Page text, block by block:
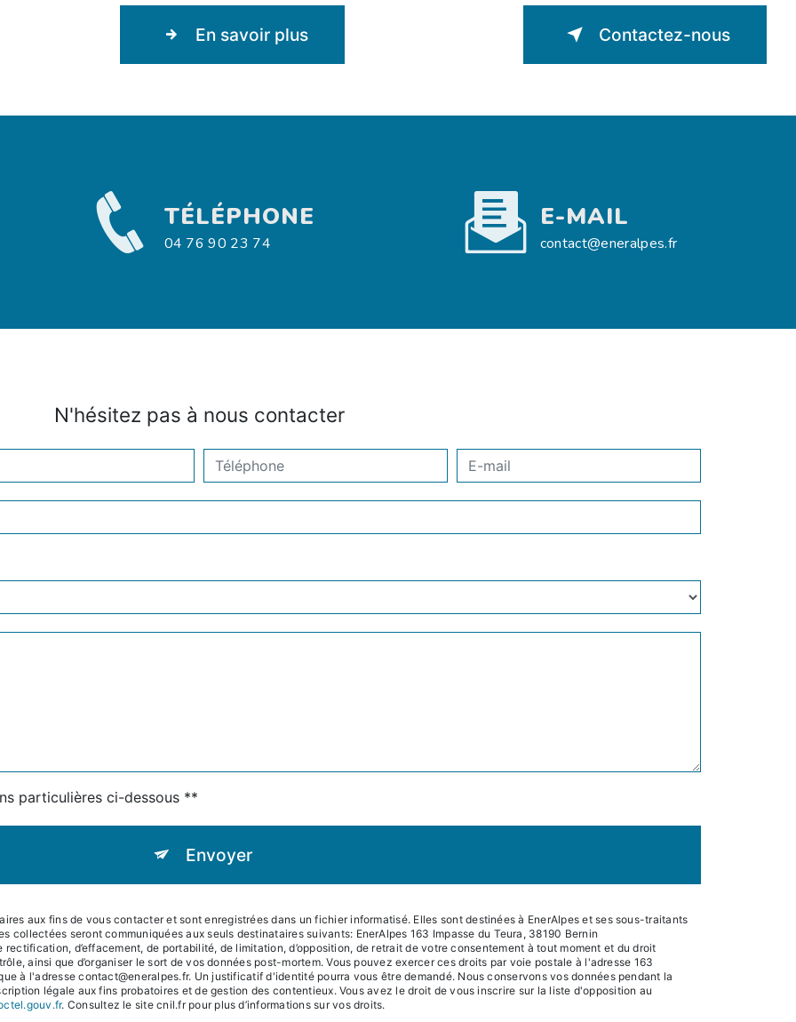
En savoir plus Contactez-nous
TÉLÉPHONE
04 76 90 23 74
E-MAIL
contact@eneralpes.fr
N'hésitez pas à nous contacter
particulières ci-dessous **
Envoyer
aux fins de vous contacter et sont enregistrées dans un fichier informatisé. Elles sont destinées à EnerAlpes et ses sous-traitants
collectées seront communiquées aux seuls destinataires suivants: EnerAlpes 163 Impasse du Teura, 38190 Bernin
rectification, d’effacement, de portabilité, de limitation, d’opposition, de retrait de votre consentement à tout moment et du droit
ainsi que d’organiser le sort de vos données post-mortem. Vous pouvez exercer ces droits par voie postale à l'adresse 163
à l'adresse contact@eneralpes.fr. Un justificatif d'identité pourra vous être demandé. Nous conservons vos données pendant la
légale aux fins probatoires et de gestion des contentieux. Vous avez le droit de vous inscrire sur la liste d'opposition au
. Consultez le site cnil.fr pour plus d’informations sur vos droits.